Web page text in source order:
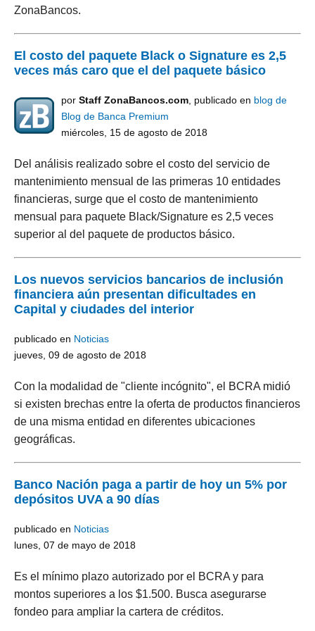
ZonaBancos.
El costo del paquete Black o Signature es 2,5
veces más caro que el del paquete básico
porStaff ZonaBancos.com, publicado en blog de
Blog de Banca Premium
miércoles, 15 de agosto de 2018
Del análisis realizado sobre el costo del servicio de
mantenimiento mensual de las primeras 10 entidades
financieras, surge que el costo de mantenimiento
mensual para paquete Black/Signature es 2,5 veces
superior al del paquete de productos básico.
Los nuevos servicios bancarios de inclusión
financiera aún presentan dificultades en
Capital y ciudades del interior
publicado en Noticias
jueves, 09 de agosto de 2018
Con la modalidad de "cliente incógnito", el BCRA midió
si existen brechas entre la oferta de productos financieros
de una misma entidad en diferentes ubicaciones
geográficas.
Banco Nación paga a partir de hoy un 5% por
depósitos UVA a 90 días
publicado en Noticias
lunes, 07 de mayo de 2018
Es el mínimo plazo autorizado por el BCRA y para
montos superiores a los $1.500. Busca asegurarse
fondeo para ampliar la cartera de créditos.